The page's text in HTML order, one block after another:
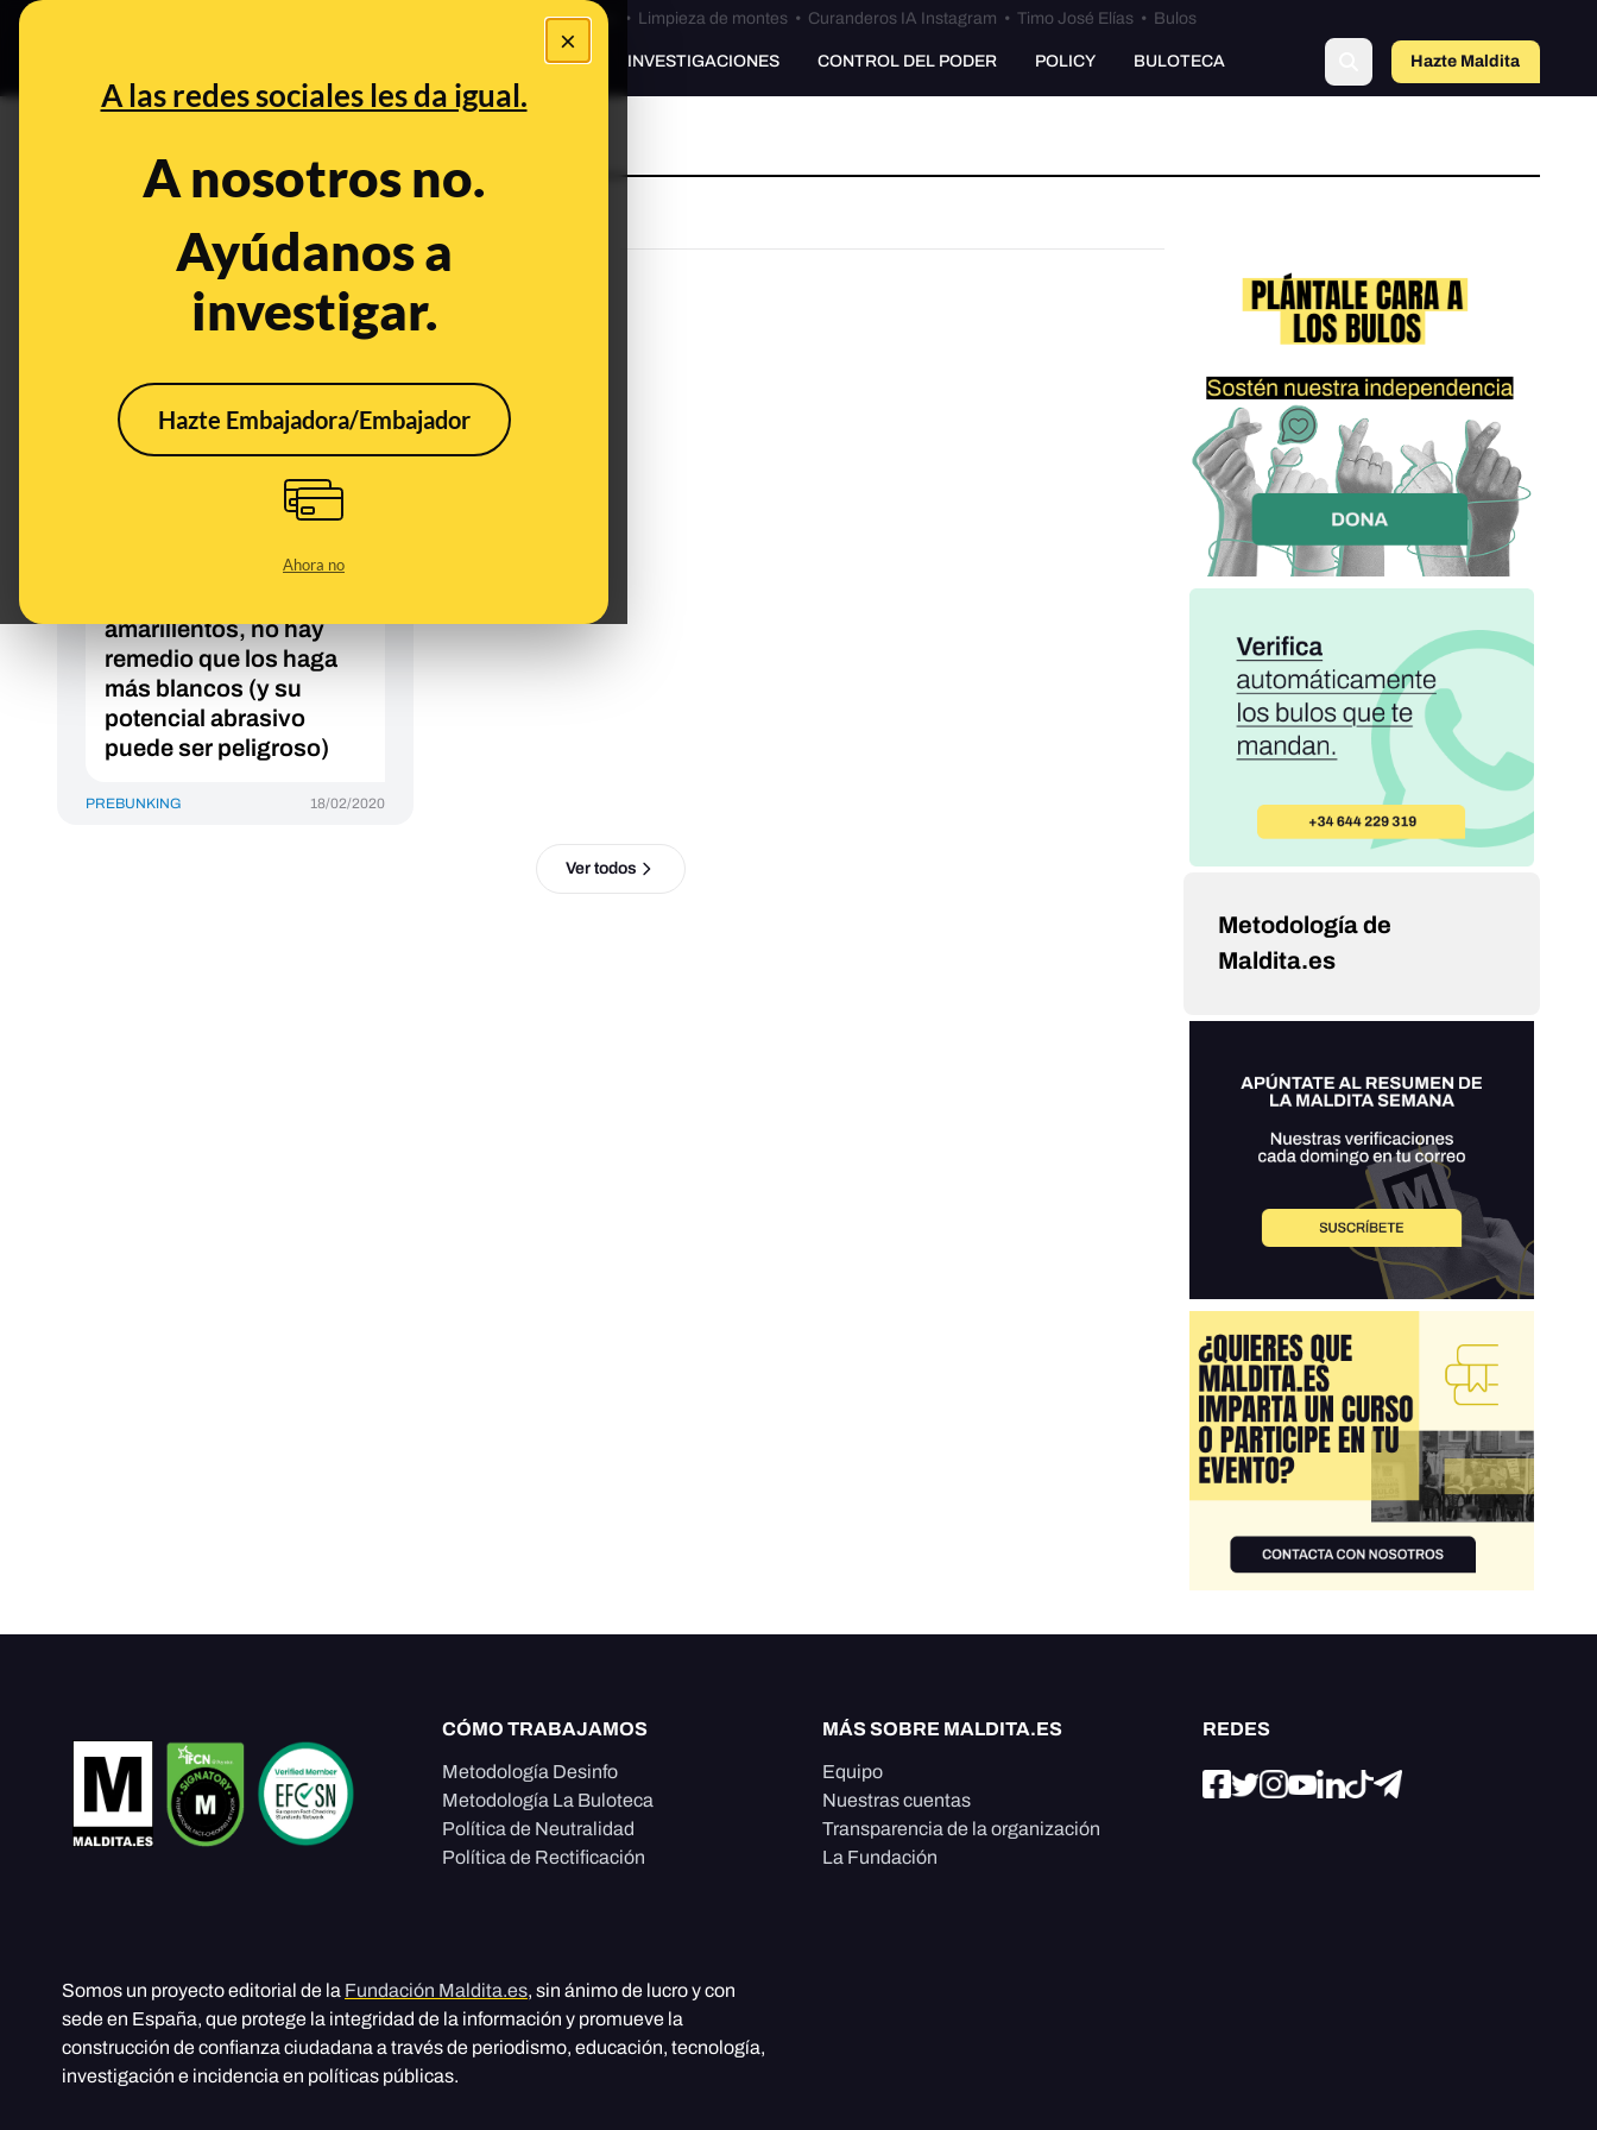
×
A las redes sociales les da igual.
A nosotros no.
Ayúdanos a
investigar.
Hazte Embajadora/Embajador
Ahora no
Bulos Ceuta • Limpieza de montes• Curanderos IA Instagram • Timo José Elías• Bulos
PREBUNKING INVESTIGACIONES CONTROL DEL PODER POLICY BULOTECA Hazte Maldita
acticoco
¿Funciona Acticoco, un
dental? Si tus dientes
amarillentos, no hay
remedio que los haga
más blancos (y su
potencial abrasivo
puede ser peligroso)
PREBUNKING 18/02/2020
Ver todos
Metodología de
Maldita.es
CÓMO TRABAJAMOS
Metodología Desinfo
Metodología La Buloteca
Política de Neutralidad
Política de Rectificación
MÁS SOBRE MALDITA.ES
Equipo
Nuestras cuentas
Transparencia de la organización
La Fundación
REDES
Somos un proyecto editorial de la Fundación Maldita.es, sin ánimo de lucro y con
sede en España, que protege la integridad de la información y promueve la
construcción de confianza ciudadana a través de periodismo, educación, tecnología,
investigación e incidencia en políticas públicas.